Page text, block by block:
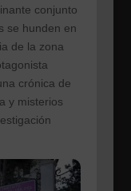
conjunto
se hunden en
de la zona
crónica de
y misterios